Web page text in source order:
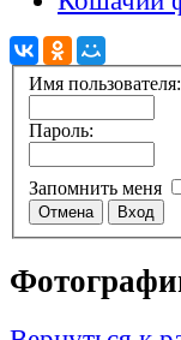
Имя пользователя:
Пароль:
Запомнить меня